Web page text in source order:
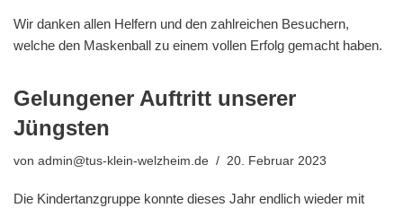
Wir danken allen Helfern und den zahlreichen Besuchern,
welche den Maskenball zu einem vollen Erfolg gemacht haben.
Gelungener Auftritt unserer
Jüngsten
von admin@tus-klein-welzheim.de 20. Februar 2023
Die Kindertanzgruppe konnte dieses Jahr endlich wieder mit